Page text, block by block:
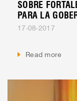
SOBRE
PARA LA
17-08-2017
Read more